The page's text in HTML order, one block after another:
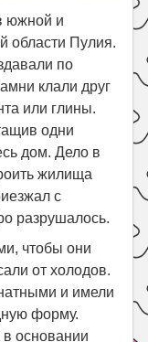
южной и
области Пулия.
по
клали друг
или глины.
одни
дом. Дело в
жилища
с
разрушалось.
чтобы они
от холодов.
и имели
форму.
основании